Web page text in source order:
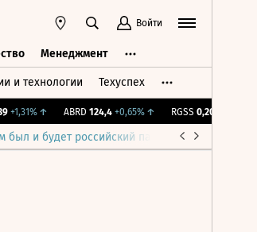
Войти
Менеджмент
и технологии Техуспех
+1,31%↑ ABRD 124,4 +0,65%↑ RGSS 0,209
был и будет российский парламент